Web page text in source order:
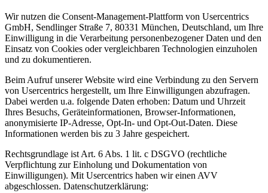
Wir nutzen die Consent-Management-Plattform von Usercentrics
GmbH, Sendlinger Straße 7, 80331 München, Deutschland, um Ihre
Einwilligung in die Verarbeitung personenbezogener Daten und den
Einsatz von Cookies oder vergleichbaren Technologien einzuholen
und zu dokumentieren.
Beim Aufruf unserer Website wird eine Verbindung zu den Servern
von Usercentrics hergestellt, um Ihre Einwilligungen abzufragen.
Dabei werden u.a. folgende Daten erhoben: Datum und Uhrzeit
Ihres Besuchs, Geräteinformationen, Browser-Informationen,
anonymisierte IP-Adresse, Opt-In- und Opt-Out-Daten. Diese
Informationen werden bis zu 3 Jahre gespeichert.
Rechtsgrundlage ist Art. 6 Abs. 1 lit. c DSGVO (rechtliche
Verpflichtung zur Einholung und Dokumentation von
Einwilligungen). Mit Usercentrics haben wir einen AVV
abgeschlossen. Datenschutzerklärung: